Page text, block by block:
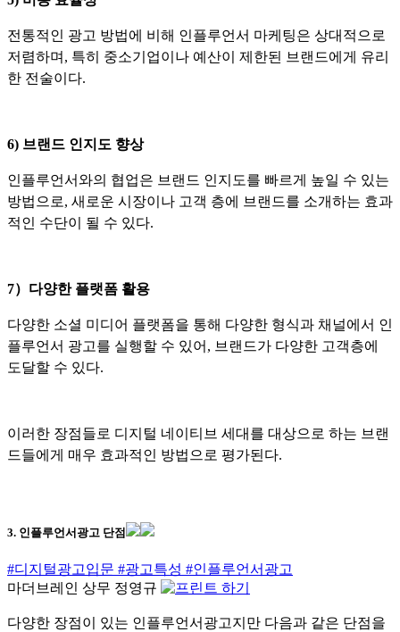
전통적인 광고 방법에 비해 인플루언서 마케팅은 상대적으로
저렴하며, 특히 중소기업이나 예산이 제한된 브랜드에게 유리
한 전술이다.
6) 브랜드 인지도 향상
인플루언서와의 협업은 브랜드 인지도를 빠르게 높일 수 있는
방법으로, 새로운 시장이나 고객 층에 브랜드를 소개하는 효과
적인 수단이 될 수 있다.
7）다양한 플랫폼 활용
다양한 소셜 미디어 플랫폼을 통해 다양한 형식과 채널에서 인
플루언서 광고를 실행할 수 있어, 브랜드가 다양한 고객층에
도달할 수 있다.
이러한 장점들로 디지털 네이티브 세대를 대상으로 하는 브랜
드들에게 매우 효과적인 방법으로 평가된다.
3. 인플루언서광고 단점
#디지털광고입문 #광고특성 #인플루언서광고
마더브레인 상무 정영규
다양한 장점이 있는 인플루언서광고지만 다음과 같은 단점을